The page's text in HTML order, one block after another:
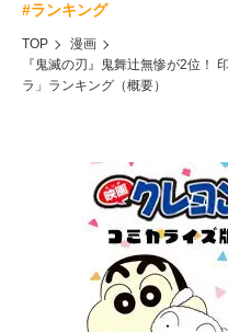
#ランキング
TOP
漫画
『鬼滅の刃』鬼舞辻無惨が2位！
ラ」ランキング（概要）